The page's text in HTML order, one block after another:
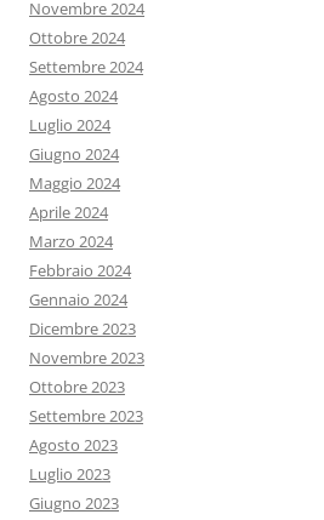
Novembre 2024
Ottobre 2024
Settembre 2024
Agosto 2024
Luglio 2024
Giugno 2024
Maggio 2024
Aprile 2024
Marzo 2024
Febbraio 2024
Gennaio 2024
Dicembre 2023
Novembre 2023
Ottobre 2023
Settembre 2023
Agosto 2023
Luglio 2023
Giugno 2023